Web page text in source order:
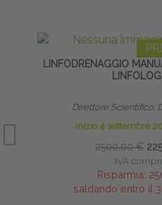
LINFODRENAGGIO
Direttore Scientifico:
inizio 4 settembre
2500,00 €
IVA
Risparmia:
saldando entro il